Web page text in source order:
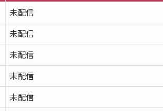
未配信
未配信
未配信
未配信
未配信